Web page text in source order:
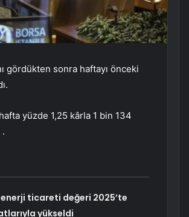
gördükten sonra haftayı önceki
yüzde 1,25 kârla 1 bin 134
ticareti değeri 2025’te
yükseldi